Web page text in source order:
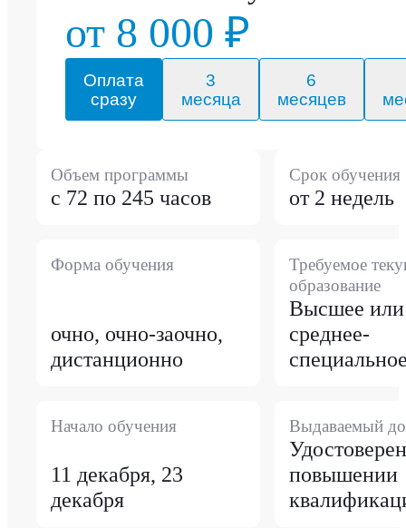
от 8 000 ₽
Оплата
сразу
3
месяца
6
месяцев
Объем программы
с 72 по 245 часов
Срок обучения
от 2 недель
Форма обучения
очно, очно-заочно,
дистанционно
Требуемое
образование
Высшее или
среднее-
Начало обучения
11 декабря, 23
декабря
Выдаваемый
повышении